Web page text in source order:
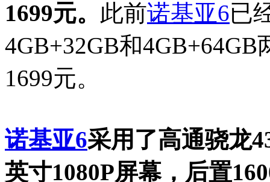
1699元。 此前诺基亚6已
4GB+32GB和
1699元。
诺基亚6采用了高通骁龙
英寸1080P屏幕，后置